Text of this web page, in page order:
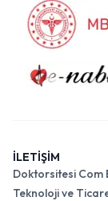
İLETİŞİM
Doktorsitesi Com
Teknoloji ve